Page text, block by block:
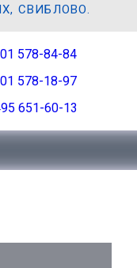
СВИБЛОВО.
578-84-84
578-18-97
651-60-13